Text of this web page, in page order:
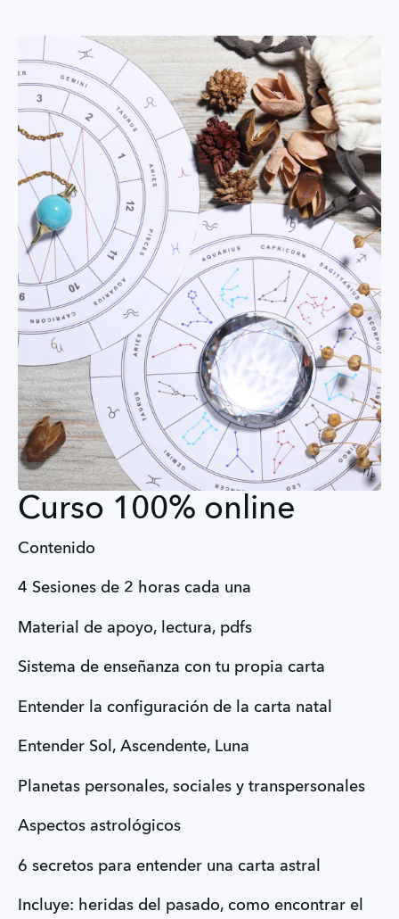
Curso 100% online
Contenido
4 Sesiones de 2 horas cada una
Material de apoyo, lectura, pdfs
Sistema de enseñanza con tu propia carta
Entender la configuración de la carta natal
Entender Sol, Ascendente, Luna
Planetas personales, sociales y transpersonales
Aspectos astrológicos
6 secretos para entender una carta astral
Incluye: heridas del pasado, como encontrar el